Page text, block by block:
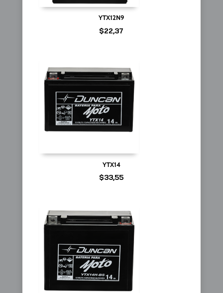
YTX12N9
$22,37
YTX14
$33,55